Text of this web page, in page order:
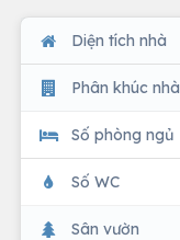
Diện tích nhà
Phân khúc nhà
Số phòng ngủ
Số WC
Sân vườn